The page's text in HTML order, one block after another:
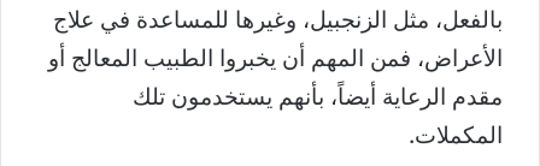
بالفعل، مثل الزنجبيل، وغيرها للمساعدة في علاج
الأعراض، فمن المهم أن يخبروا الطبيب المعالج أو
مقدم الرعاية أيضاً، بأنهم يستخدمون تلك
المكملات.